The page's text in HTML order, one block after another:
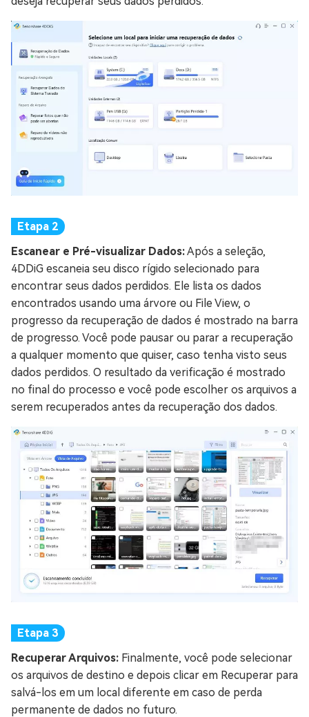
Escanear e Pré-visualizar Dados:Após a seleção,
4DDiG escaneia seu disco rígido selecionado para
encontrar seus dados perdidos. Ele lista os dados
encontrados usando uma árvore ou File View, o
progresso da recuperação de dados é mostrado na barra
de progresso. Você pode pausar ou parar a recuperação
a qualquer momento que quiser, caso tenha visto seus
dados perdidos. O resultado da verificação é mostrado
no final do processo e você pode escolher os arquivos a
serem recuperados antes da recuperação dos dados.
Recuperar Arquivos: Finalmente, você pode selecionar
os arquivos de destino e depois clicar em Recuperar para
salvá-los em um local diferente em caso de perda
permanente de dados no futuro.